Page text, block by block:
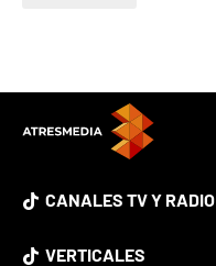
CANALES TV Y RADIO
VERTICALES